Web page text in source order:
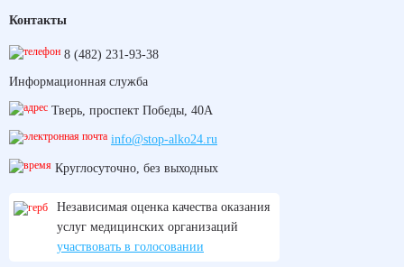
Контакты
8 (482) 231-93-38
Информационная служба
Тверь, проспект Победы, 40А
info@stop-alko24.ru
Круглосуточно, без выходных
Независимая оценка качества оказания
услуг медицинских организаций
участвовать в голосовании